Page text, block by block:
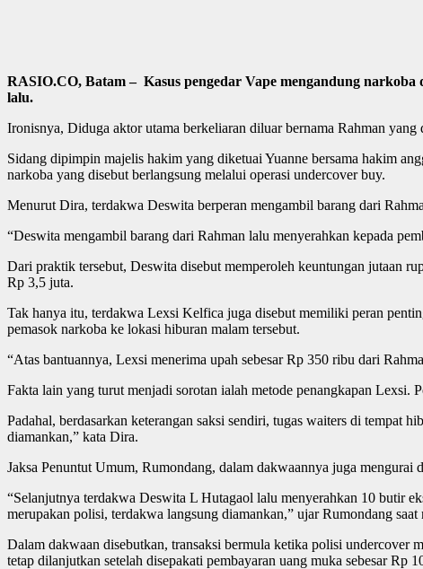
RASIO.CO, Batam – Kasus pengedar Vape mengandung
lalu.
Ironisnya, Diduga aktor utama berkeliaran diluar bernama Rahman
Sidang dipimpin majelis hakim yang diketuai Yuanne bersama hakim
narkoba yang disebut berlangsung melalui operasi undercover buy.
Menurut Dira, terdakwa Deswita berperan mengambil barang dari
“Deswita mengambil barang dari Rahman lalu menyerahkan kepada
Dari praktik tersebut, Deswita disebut memperoleh keuntungan jutaan
Rp 3,5 juta.
Tak hanya itu, terdakwa Lexsi Kelfica juga disebut memiliki peran
pemasok narkoba ke lokasi hiburan malam tersebut.
“Atas bantuannya, Lexsi menerima upah sebesar Rp 350 ribu dari
Fakta lain yang turut menjadi sorotan ialah metode penangkapan Lexsi.
Padahal, berdasarkan keterangan saksi sendiri, tugas waiters di tempat
diamankan,” kata Dira.
Jaksa Penuntut Umum, Rumondang, dalam dakwaannya juga
“Selanjutnya terdakwa Deswita L Hutagaol lalu menyerahkan 10 butir
merupakan polisi, terdakwa langsung diamankan,” ujar Rumondang saat
Dalam dakwaan disebutkan, transaksi bermula ketika polisi undercover
tetap dilanjutkan setelah disepakati pembayaran uang muka sebesar Rp